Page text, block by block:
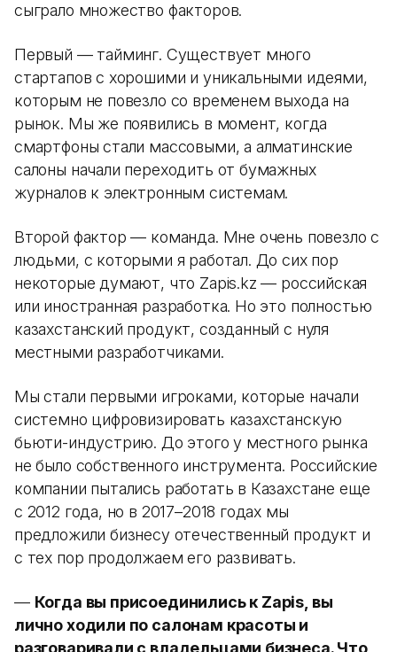
сыграло множество факторов.
Первый — тайминг. Существует много
стартапов с хорошими и уникальными идеями,
которым не повезло со временем выхода на
рынок. Мы же появились в момент, когда
смартфоны стали массовыми, а алматинские
салоны начали переходить от бумажных
журналов к электронным системам.
Второй фактор — команда. Мне очень повезло с
людьми, с которыми я работал. До сих пор
некоторые думают, что Zapis.kz — российская
или иностранная разработка. Но это полностью
казахстанский продукт, созданный с нуля
местными разработчиками.
Мы стали первыми игроками, которые начали
системно цифровизировать казахстанскую
бьюти-индустрию. До этого у местного рынка
не было собственного инструмента. Российские
компании пытались работать в Казахстане еще
с 2012 года, но в 2017–2018 годах мы
предложили бизнесу отечественный продукт и
с тех пор продолжаем его развивать.
— Когда вы присоединились к Zapis, вы
лично ходили по салонам красоты и